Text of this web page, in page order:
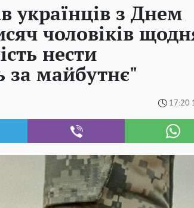
українців з Днем
чоловіків
нести
за майбутнє"
17:20